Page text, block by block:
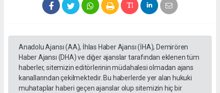
Anadolu Ajansı (AA), İhlas Haber Ajansı (İHA), Demirören
Haber Ajansı (DHA) ve diğer ajanslar tarafından eklenen tüm
haberler, sitemizin editörlerinin müdahalesi olmadan ajans
kanallarından çekilmektedir. Bu haberlerde yer alan hukuki
muhataplar haberi geçen ajanslar olup sitemizin hiç bir